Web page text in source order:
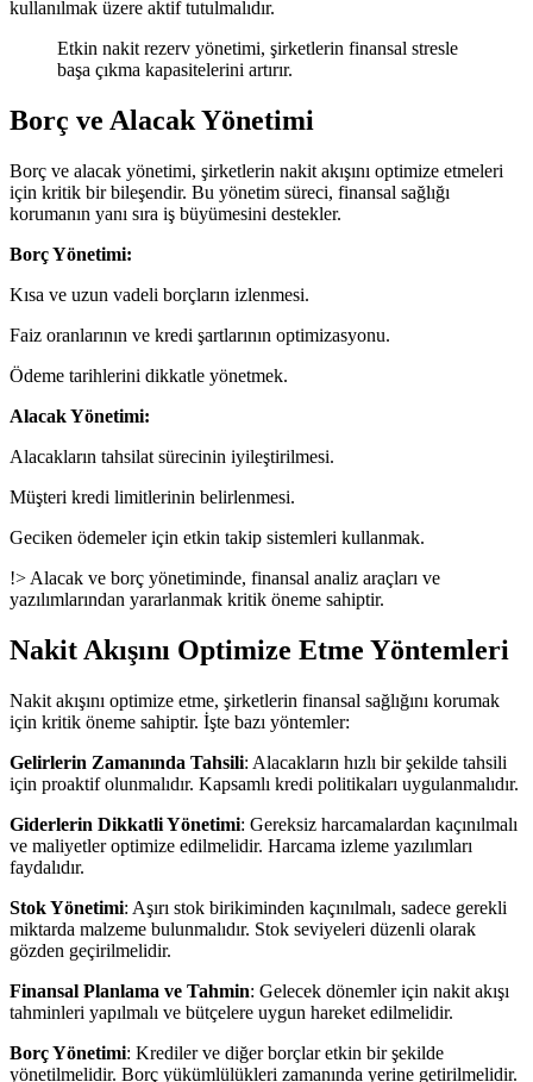
kullanılmak üzere aktif tutulmalıdır.
Etkin nakit rezerv yönetimi, şirketlerin finansal stresle
başa çıkma kapasitelerini artırır.
Borç ve Alacak Yönetimi
Borç ve alacak yönetimi, şirketlerin nakit akışını optimize etmeleri
için kritik bir bileşendir. Bu yönetim süreci, finansal sağlığı
korumanın yanı sıra iş büyümesini destekler.
Borç Yönetimi:
Kısa ve uzun vadeli borçların izlenmesi.
Faiz oranlarının ve kredi şartlarının optimizasyonu.
Ödeme tarihlerini dikkatle yönetmek.
Alacak Yönetimi:
Alacakların tahsilat sürecinin iyileştirilmesi.
Müşteri kredi limitlerinin belirlenmesi.
Geciken ödemeler için etkin takip sistemleri kullanmak.
!> Alacak ve borç yönetiminde, finansal analiz araçları ve
yazılımlarından yararlanmak kritik öneme sahiptir.
Nakit Akışını Optimize Etme Yöntemleri
Nakit akışını optimize etme, şirketlerin finansal sağlığını korumak
için kritik öneme sahiptir. İşte bazı yöntemler:
Gelirlerin Zamanında Tahsili: Alacakların hızlı bir şekilde tahsili
için proaktif olunmalıdır. Kapsamlı kredi politikaları uygulanmalıdır.
Giderlerin Dikkatli Yönetimi: Gereksiz harcamalardan kaçınılmalı
ve maliyetler optimize edilmelidir. Harcama izleme yazılımları
faydalıdır.
Stok Yönetimi: Aşırı stok birikiminden kaçınılmalı, sadece gerekli
miktarda malzeme bulunmalıdır. Stok seviyeleri düzenli olarak
gözden geçirilmelidir.
Finansal Planlama ve Tahmin: Gelecek dönemler için nakit akışı
tahminleri yapılmalı ve bütçelere uygun hareket edilmelidir.
Borç Yönetimi: Krediler ve diğer borçlar etkin bir şekilde
yönetilmelidir. Borç yükümlülükleri zamanında yerine getirilmelidir.